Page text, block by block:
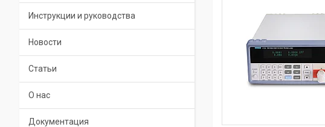
Инструкции и руководства
Новости
Статьи
О нас
Документация